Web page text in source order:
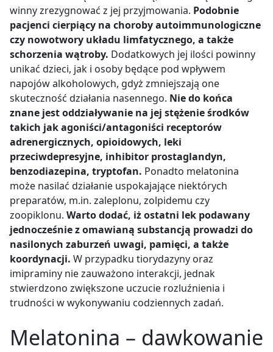
winny zrezygnować z jej przyjmowania. Podobnie
pacjenci cierpiący na choroby autoimmunologiczne
czy nowotwory układu limfatycznego, a także
schorzenia wątroby. Dodatkowych jej ilości powinny
unikać dzieci, jak i osoby będące pod wpływem
napojów alkoholowych, gdyż zmniejszają one
skuteczność działania nasennego. Nie do końca
znane jest oddziaływanie na jej stężenie środków
takich jak agoniści/antagoniści receptorów
adrenergicznych, opioidowych, leki
przeciwdepresyjne, inhibitor prostaglandyn,
benzodiazepina, tryptofan. Ponadto melatonina
może nasilać działanie uspokajające niektórych
preparatów, m.in. zaleplonu, zolpidemu czy
zoopiklonu. Warto dodać, iż ostatni lek podawany
jednocześnie z omawianą substancją prowadzi do
nasilonych zaburzeń uwagi, pamięci, a także
koordynacji. W przypadku tiorydazyny oraz
imipraminy nie zauważono interakcji, jednak
stwierdzono zwiększone uczucie rozluźnienia i
trudności w wykonywaniu codziennych zadań.
Melatonina – dawkowanie